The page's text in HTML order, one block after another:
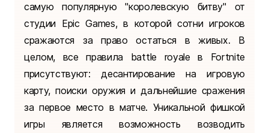
самую популярную "королевскую битву" от
студии Epic Games, в которой сотни игроков
сражаются за право остаться в живых. В
целом, все правила battle royale в Fortnite
присутствуют: десантирование на игровую
карту, поиски оружия и дальнейшие сражения
за первое место в матче. Уникальной фишкой
игры является возможность возводить